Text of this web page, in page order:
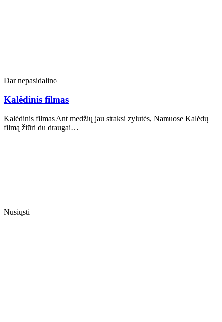
Dar nepasidalino
Kalėdinis filmas
Kalėdinis filmas Ant medžių jau straksi zylutės, Namuose Kalėdų
filmą žiūri du draugai…
Nusiųsti